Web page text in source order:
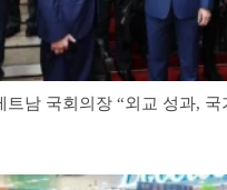
트남 국회의장 “외교 성과, 국